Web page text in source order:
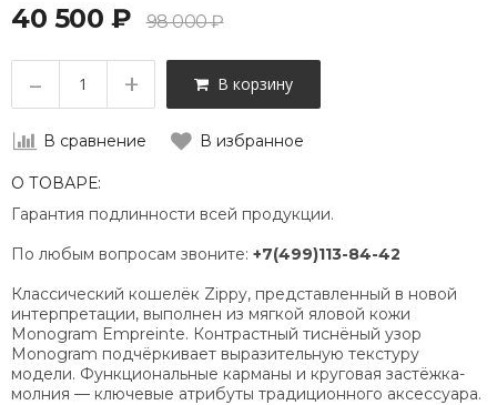
40 500 ₽ 98 000 ₽
– + В корзину
В сравнение В избранное
О ТОВАРЕ:
Гарантия подлинности всей продукции.
По любым вопросам звоните: +7(499)113-84-42
Классический кошелёк Zippy, представленный в новой
интерпретации, выполнен из мягкой яловой кожи
Monogram Empreinte. Контрастный тиснёный узор
Monogram подчёркивает выразительную текстуру
модели. Функциональные карманы и круговая застёжка-
молния — ключевые атрибуты традиционного аксессуара.